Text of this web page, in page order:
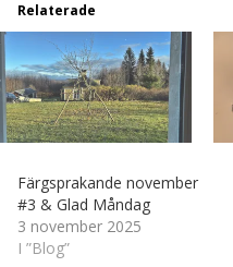
Relaterade
Färgsprakande november
#3 & Glad Måndag
3 november 2025
I ”Blog”